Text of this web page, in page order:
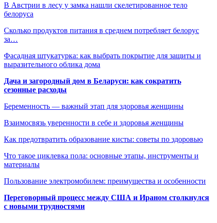
В Австрии в лесу у замка нашли скелетированное тело
белоруса
Сколько продуктов питания в среднем потребляет белорус
за…
Фасадная штукатурка: как выбрать покрытие для защиты и
выразительного облика дома
Дача и загородный дом в Беларуси: как сократить
сезонные расходы
Беременность — важный этап для здоровья женщины
Взаимосвязь уверенности в себе и здоровья женщины
Как предотвратить образование кисты: советы по здоровью
Что такое циклевка пола: основные этапы, инструменты и
материалы
Пользование электромобилем: преимущества и особенности
Переговорный процесс между США и Ираном столкнулся
с новыми трудностями